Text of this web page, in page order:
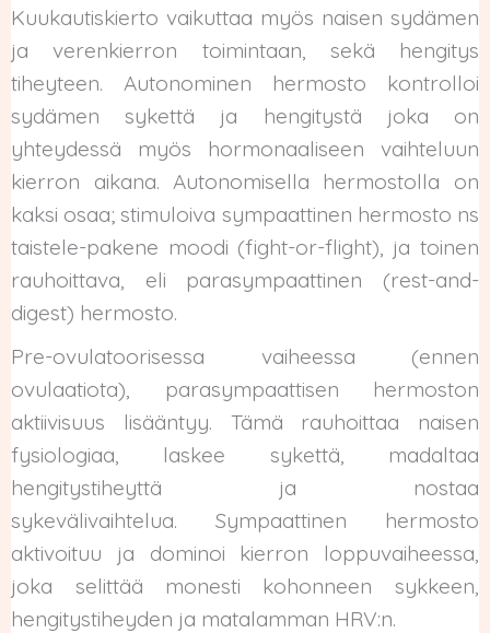
Kuukautiskierto vaikuttaa myös naisen sydämen
ja verenkierron toimintaan, sekä hengitys
tiheyteen. Autonominen hermosto kontrolloi
sydämen sykettä ja hengitystä joka on
yhteydessä myös hormonaaliseen vaihteluun
kierron aikana. Autonomisella hermostolla on
kaksi osaa; stimuloiva sympaattinen hermosto ns
taistele-pakene moodi (fight-or-flight), ja toinen
rauhoittava, eli parasympaattinen (rest-and-
digest) hermosto.
Pre-ovulatoorisessa vaiheessa (ennen
ovulaatiota), parasympaattisen hermoston
aktiivisuus lisääntyy. Tämä rauhoittaa naisen
fysiologiaa, laskee sykettä, madaltaa
hengitystiheyttä ja nostaa
sykevälivaihtelua. Sympaattinen hermosto
aktivoituu ja dominoi kierron loppuvaiheessa,
joka selittää monesti kohonneen sykkeen,
hengitystiheyden ja matalamman HRV:n.